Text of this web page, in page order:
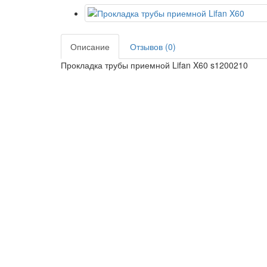
Описание
Отзывов (0)
Прокладка трубы приемной Lifan X60 s1200210